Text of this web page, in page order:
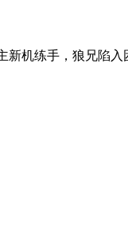
机练手，狼兄陷